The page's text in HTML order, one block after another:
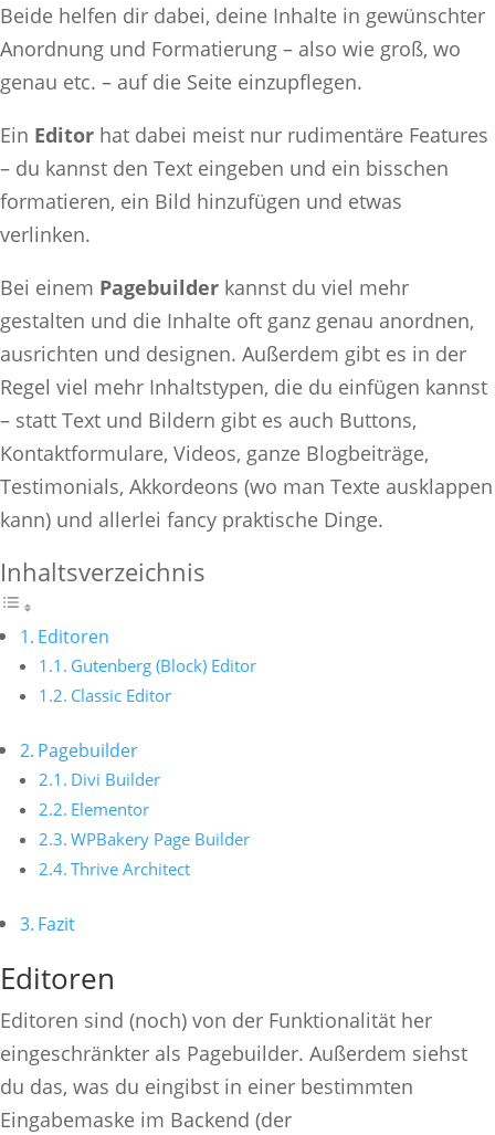
Beide helfen dir dabei, deine Inhalte in gewünschter
Anordnung und Formatierung – also wie groß, wo
genau etc. – auf die Seite einzupflegen.
Ein Editor hat dabei meist nur rudimentäre Features
– du kannst den Text eingeben und ein bisschen
formatieren, ein Bild hinzufügen und etwas
verlinken.
Bei einem Pagebuilder kannst du viel mehr
gestalten und die Inhalte oft ganz genau anordnen,
ausrichten und designen. Außerdem gibt es in der
Regel viel mehr Inhaltstypen, die du einfügen kannst
– statt Text und Bildern gibt es auch Buttons,
Kontaktformulare, Videos, ganze Blogbeiträge,
Testimonials, Akkordeons (wo man Texte ausklappen
kann) und allerlei fancy praktische Dinge.
Inhaltsverzeichnis
Editoren
Gutenberg (Block) Editor
Classic Editor
Pagebuilder
Divi Builder
Elementor
WPBakery Page Builder
Thrive Architect
Fazit
Editoren
Editoren sind (noch) von der Funktionalität her
eingeschränkter als Pagebuilder. Außerdem siehst
du das, was du eingibst in einer bestimmten
Eingabemaske im Backend (der